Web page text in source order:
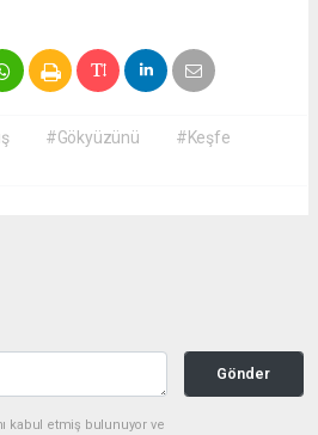
#Gökyüzünü
#Keşfe
Gönder
kabul etmiş bulunuyor ve